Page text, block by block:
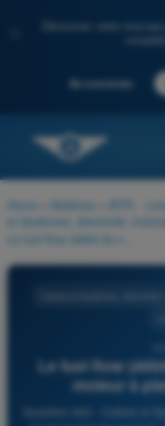
Découvrez notre
Se connecter
Home Matières ATPL -
et Systèmes, électricité,
Le fuel flow
moteur à